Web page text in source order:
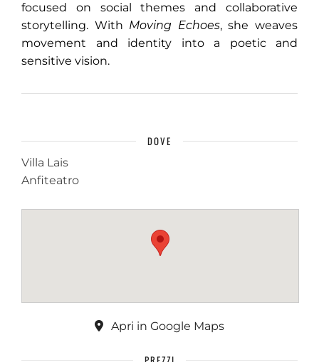
focused on social themes and collaborative
storytelling. With Moving Echoes, she weaves
movement and identity into a poetic and
sensitive vision.
DOVE
Villa Lais
Anfiteatro
Apri in Google Maps